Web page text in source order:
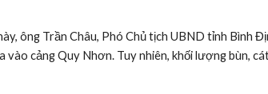
ông Trần Châu, Phó Chủ tịch UBND tỉnh Bình
vào cảng Quy Nhơn. Tuy nhiên, khối lượng bùn,